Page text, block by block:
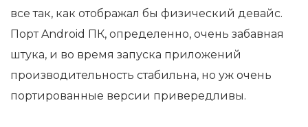
все так, как отображал бы физический девайс.
Порт Android ПК, определенно, очень забавная
штука, и во время запуска приложений
производительность стабильна, но уж очень
портированные версии привередливы.